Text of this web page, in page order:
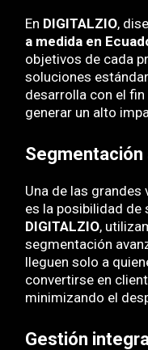
En DIGITALZIO,
a medida en
objetivos de cada
soluciones
desarrolla con el
generar un alto
Segmentación
Una de las grandes
es la posibilidad de
DIGITALZIO,
segmentación
lleguen solo a
convertirse en
minimizando el
Gestión